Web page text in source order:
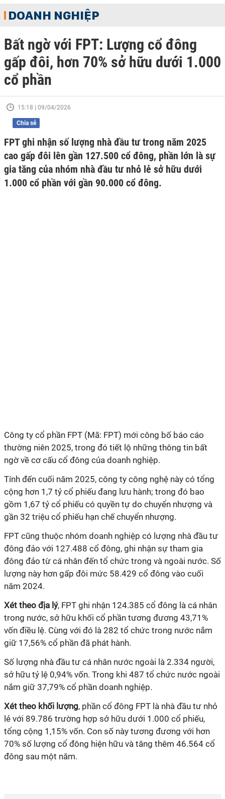
DOANH NGHIỆP
Bất ngờ với FPT: Lượng cổ đông
gấp đôi, hơn 70% sở hữu dưới 1.000
cổ phần
15:18 | 09/04/2026
Chia sẻ
FPT ghi nhận số lượng nhà đầu tư trong năm 2025
cao gấp đôi lên gần 127.500 cổ đông, phần lớn là sự
gia tăng của nhóm nhà đầu tư nhỏ lẻ sở hữu dưới
1.000 cổ phần với gần 90.000 cổ đông.
Công ty cổ phần FPT (Mã: FPT) mới công bố báo cáo
thường niên 2025, trong đó tiết lộ những thông tin bất
ngờ về cơ cấu cổ đông của doanh nghiệp.
Tính đến cuối năm 2025, công ty công nghệ này có tổng
cộng hơn 1,7 tỷ cổ phiếu đang lưu hành; trong đó bao
gồm 1,67 tỷ cổ phiếu có quyền tự do chuyển nhượng và
gần 32 triệu cổ phiếu hạn chế chuyển nhượng.
FPT cũng thuộc nhóm doanh nghiệp có lượng nhà đầu tư
đông đảo với 127.488 cổ đông, ghi nhận sự tham gia
đông đảo từ cá nhân đến tổ chức trong và ngoài nước. Số
lượng này hơn gấp đôi mức 58.429 cổ đông vào cuối
năm 2024.
Xét theo địa lý, FPT ghi nhận 124.385 cổ đông là cá nhân
trong nước, sở hữu khối cổ phần tương đương 43,71%
vốn điều lệ. Cùng với đó là 282 tổ chức trong nước nắm
giữ 17,56% cổ phần đã phát hành.
Số lượng nhà đầu tư cá nhân nước ngoài là 2.334 người,
sở hữu tỷ lệ 0,94% vốn. Trong khi 487 tổ chức nước ngoài
nắm giữ 37,79% cổ phần doanh nghiệp.
Xét theo khối lượng, phần cổ đông FPT là nhà đầu tư nhỏ
lẻ với 89.786 trường hợp sở hữu dưới 1.000 cổ phiếu,
tổng cộng 1,15% vốn. Con số này tương đương với hơn
70% số lượng cổ đông hiện hữu và tăng thêm 46.564 cổ
đông sau một năm.